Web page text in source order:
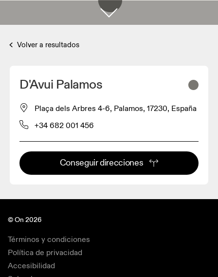
Volver a resultados
D'Avui Palamos
Plaça dels Arbres 4-6, Palamos, 17230, España
+34 682 001 456
Conseguir direcciones
© On 2026
Términos y condiciones
Política de privacidad
Accesibilidad